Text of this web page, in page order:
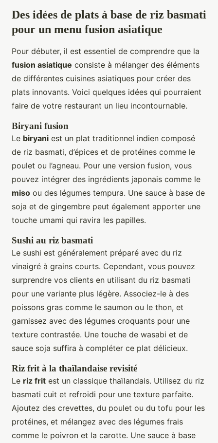
Des idées de plats à base de riz basmati
pour un menu fusion asiatique
Pour débuter, il est essentiel de comprendre que la
fusion asiatique consiste à mélanger des éléments
de différentes cuisines asiatiques pour créer des
plats innovants. Voici quelques idées qui pourraient
faire de votre restaurant un lieu incontournable.
Biryani fusion
Le biryani est un plat traditionnel indien composé
de riz basmati, d’épices et de protéines comme le
poulet ou l’agneau. Pour une version fusion, vous
pouvez intégrer des ingrédients japonais comme le
miso ou des légumes tempura. Une sauce à base de
soja et de gingembre peut également apporter une
touche umami qui ravira les papilles.
Sushi au riz basmati
Le sushi est généralement préparé avec du riz
vinaigré à grains courts. Cependant, vous pouvez
surprendre vos clients en utilisant du riz basmati
pour une variante plus légère. Associez-le à des
poissons gras comme le saumon ou le thon, et
garnissez avec des légumes croquants pour une
texture contrastée. Une touche de wasabi et de
sauce soja suffira à compléter ce plat délicieux.
Riz frit à la thaïlandaise revisité
Le riz frit est un classique thaïlandais. Utilisez du riz
basmati cuit et refroidi pour une texture parfaite.
Ajoutez des crevettes, du poulet ou du tofu pour les
protéines, et mélangez avec des légumes frais
comme le poivron et la carotte. Une sauce à base